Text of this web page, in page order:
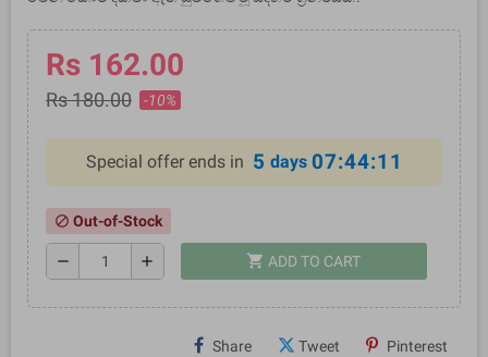
Rs 162.00
Rs 180.00 -10%
Special offer ends in 5 days 07:44:11
block Out-of-Stock
remove add shopping_cart ADD TO CART
Share Tweet Pinterest